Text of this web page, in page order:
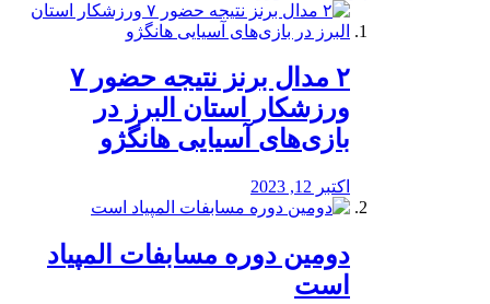
۲ مدال برنز نتیجه حضور ۷
ورزشکار استان البرز در
بازی‌های آسیایی هانگژو
اکتبر 12, 2023
دومین دوره مسابفات المپیاد
است